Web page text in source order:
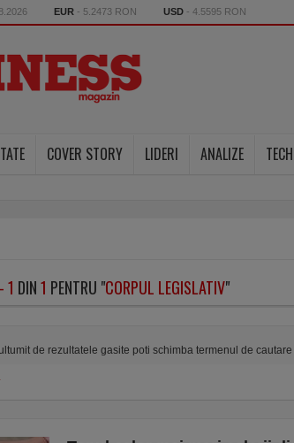
EUR - 5.2473 RON USD - 4.5595 RON
COVER STORY LIDERI ANALIZE TECH
1 DIN1 PENTRU "CORPUL LEGISLATIV"
de rezultatele gasite poti schimba termenul de